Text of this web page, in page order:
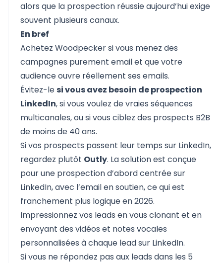
alors que la prospection réussie aujourd’hui exige
souvent plusieurs canaux.
En bref
Achetez Woodpecker si vous menez des
campagnes purement email et que votre
audience ouvre réellement ses emails.
Évitez-lesi vous avez besoin de prospection
LinkedIn, si vous voulez de vraies séquences
multicanales, ou si vous ciblez des prospects B2B
de moins de 40 ans.
Si vos prospects passent leur temps sur LinkedIn,
regardez plutôt Outly. La solution est conçue
pour une prospection d’abord centrée sur
LinkedIn, avec l’email en soutien, ce qui est
franchement plus logique en 2026.
Impressionnez vos leads en vous clonant et en
envoyant des vidéos et notes vocales
personnalisées à chaque lead sur LinkedIn.
Si vous ne répondez pas aux leads dans les 5